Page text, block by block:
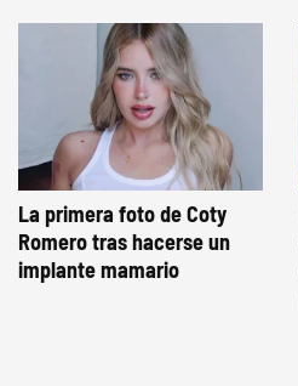
La primera foto de Coty
Romero tras hacerse un
implante mamario